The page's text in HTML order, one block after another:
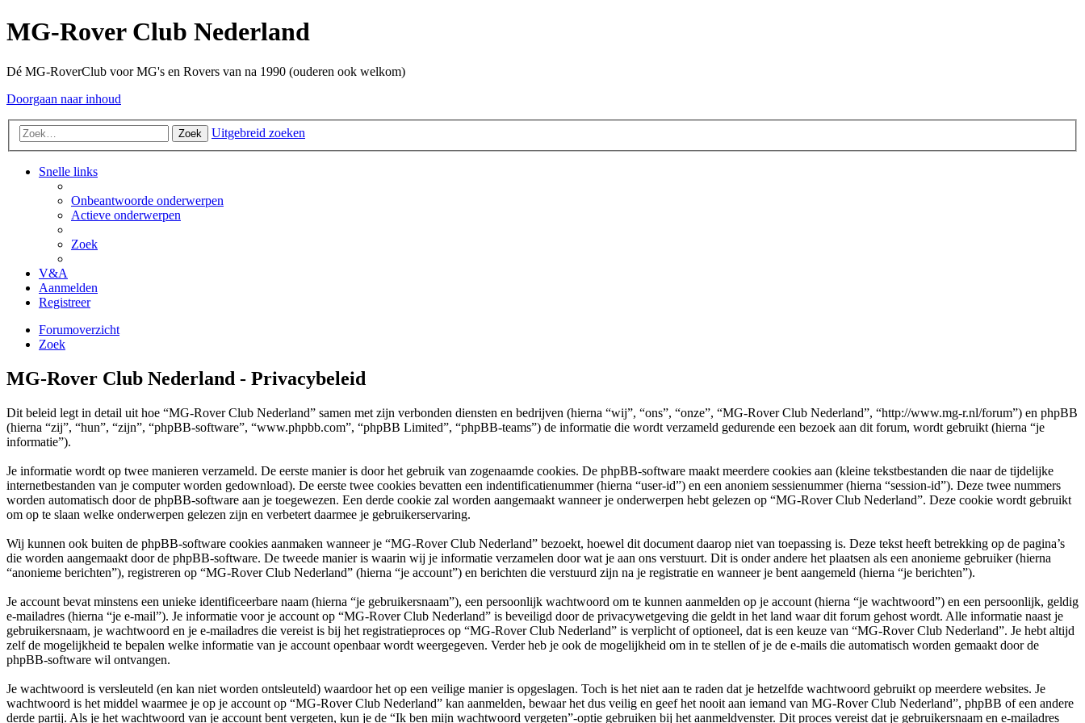
MG-Rover Club Nederland
Dé MG-RoverClub voor MG's en Rovers van na 1990 (ouderen ook welkom)
Doorgaan naar inhoud
Zoek Uitgebreid zoeken
Snelle links
Onbeantwoorde onderwerpen
Actieve onderwerpen
Zoek
V&A
Aanmelden
Registreer
Forumoverzicht
Zoek
MG-Rover Club Nederland - Privacybeleid
Dit beleid legt in detail uit hoe “MG-Rover Club Nederland” samen met zijn verbonden diensten en bedrijven (hierna “wij”, “ons”, “onze”, “MG-Rover Club Nederland”, “http://www.mg-r.nl/forum”) en phpBB
(hierna “zij”, “hun”, “zijn”, “phpBB-software”, “www.phpbb.com”, “phpBB Limited”, “phpBB-teams”) de informatie die wordt verzameld gedurende een bezoek aan dit forum, wordt gebruikt (hierna “je
informatie”).
Je informatie wordt op twee manieren verzameld. De eerste manier is door het gebruik van zogenaamde cookies. De phpBB-software maakt meerdere cookies aan (kleine tekstbestanden die naar de tijdelijke
internetbestanden van je computer worden gedownload). De eerste twee cookies bevatten een indentificatienummer (hierna “user-id”) en een anoniem sessienummer (hierna “session-id”). Deze twee nummers
worden automatisch door de phpBB-software aan je toegewezen. Een derde cookie zal worden aangemaakt wanneer je onderwerpen hebt gelezen op “MG-Rover Club Nederland”. Deze cookie wordt gebruikt
om op te slaan welke onderwerpen gelezen zijn en verbetert daarmee je gebruikerservaring.
Wij kunnen ook buiten de phpBB-software cookies aanmaken wanneer je “MG-Rover Club Nederland” bezoekt, hoewel dit document daarop niet van toepassing is. Deze tekst heeft betrekking op de pagina’s
die worden aangemaakt door de phpBB-software. De tweede manier is waarin wij je informatie verzamelen door wat je aan ons verstuurt. Dit is onder andere het plaatsen als een anonieme gebruiker (hierna
“anonieme berichten”), registreren op “MG-Rover Club Nederland” (hierna “je account”) en berichten die verstuurd zijn na je registratie en wanneer je bent aangemeld (hierna “je berichten”).
Je account bevat minstens een unieke identificeerbare naam (hierna “je gebruikersnaam”), een persoonlijk wachtwoord om te kunnen aanmelden op je account (hierna “je wachtwoord”) en een persoonlijk, geldig
e-mailadres (hierna “je e-mail”). Je informatie voor je account op “MG-Rover Club Nederland” is beveiligd door de privacywetgeving die geldt in het land waar dit forum gehost wordt. Alle informatie naast je
gebruikersnaam, je wachtwoord en je e-mailadres die vereist is bij het registratieproces op “MG-Rover Club Nederland” is verplicht of optioneel, dat is een keuze van “MG-Rover Club Nederland”. Je hebt altijd
zelf de mogelijkheid te bepalen welke informatie van je account openbaar wordt weergegeven. Verder heb je ook de mogelijkheid om in te stellen of je de e-mails die automatisch worden gemaakt door de
phpBB-software wil ontvangen.
Je wachtwoord is versleuteld (en kan niet worden ontsleuteld) waardoor het op een veilige manier is opgeslagen. Toch is het niet aan te raden dat je hetzelfde wachtwoord gebruikt op meerdere websites. Je
wachtwoord is het middel waarmee je op je account op “MG-Rover Club Nederland” kan aanmelden, bewaar het dus veilig en geef het nooit aan iemand van MG-Rover Club Nederland”, phpBB of een andere
derde partij. Als je het wachtwoord van je account bent vergeten, kun je de “Ik ben mijn wachtwoord vergeten”-optie gebruiken bij het aanmeldvenster. Dit proces vereist dat je gebruikersnaam en e-mailadres